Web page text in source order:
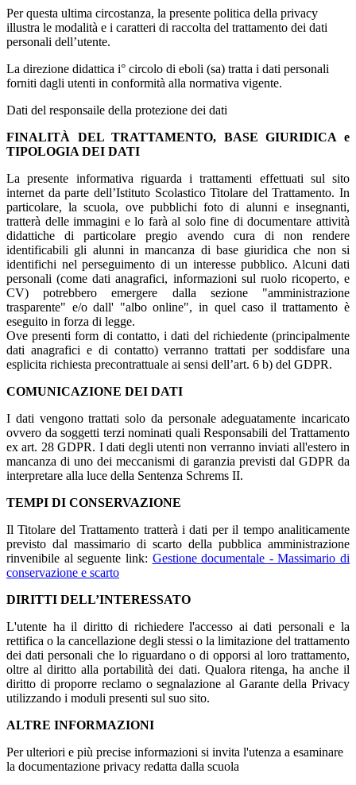
Per questa ultima circostanza, la presente politica della privacy
illustra le modalità e i caratteri di raccolta del trattamento dei dati
personali dell’utente.
La direzione didattica i° circolo di eboli (sa) tratta i dati personali
forniti dagli utenti in conformità alla normativa vigente.
Dati del responsaile della protezione dei dati
FINALITÀ DEL TRATTAMENTO, BASE GIURIDICA e
TIPOLOGIA DEI DATI
La presente informativa riguarda i trattamenti effettuati sul sito
internet da parte dell’Istituto Scolastico Titolare del Trattamento. In
particolare, la scuola, ove pubblichi foto di alunni e insegnanti,
tratterà delle immagini e lo farà al solo fine di documentare attività
didattiche di particolare pregio avendo cura di non rendere
identificabili gli alunni in mancanza di base giuridica che non si
identifichi nel perseguimento di un interesse pubblico. Alcuni dati
personali (come dati anagrafici, informazioni sul ruolo ricoperto, e
CV) potrebbero emergere dalla sezione "amministrazione
trasparente" e/o dall' "albo online", in quel caso il trattamento è
eseguito in forza di legge.
Ove presenti form di contatto, i dati del richiedente (principalmente
dati anagrafici e di contatto) verranno trattati per soddisfare una
esplicita richiesta precontrattuale ai sensi dell’art. 6 b) del GDPR.
COMUNICAZIONE DEI DATI
I dati vengono trattati solo da personale adeguatamente incaricato
ovvero da soggetti terzi nominati quali Responsabili del Trattamento
ex art. 28 GDPR. I dati degli utenti non verranno inviati all'estero in
mancanza di uno dei meccanismi di garanzia previsti dal GDPR da
interpretare alla luce della Sentenza Schrems II.
TEMPI DI CONSERVAZIONE
Il Titolare del Trattamento tratterà i dati per il tempo analiticamente
previsto dal massimario di scarto della pubblica amministrazione
rinvenibile al seguente link: Gestione documentale - Massimario di
conservazione e scarto
DIRITTI DELL’INTERESSATO
L'utente ha il diritto di richiedere l'accesso ai dati personali e la
rettifica o la cancellazione degli stessi o la limitazione del trattamento
dei dati personali che lo riguardano o di opporsi al loro trattamento,
oltre al diritto alla portabilità dei dati. Qualora ritenga, ha anche il
diritto di proporre reclamo o segnalazione al Garante della Privacy
utilizzando i moduli presenti sul suo sito.
ALTRE INFORMAZIONI
Per ulteriori e più precise informazioni si invita l'utenza a esaminare
la documentazione privacy redatta dalla scuola